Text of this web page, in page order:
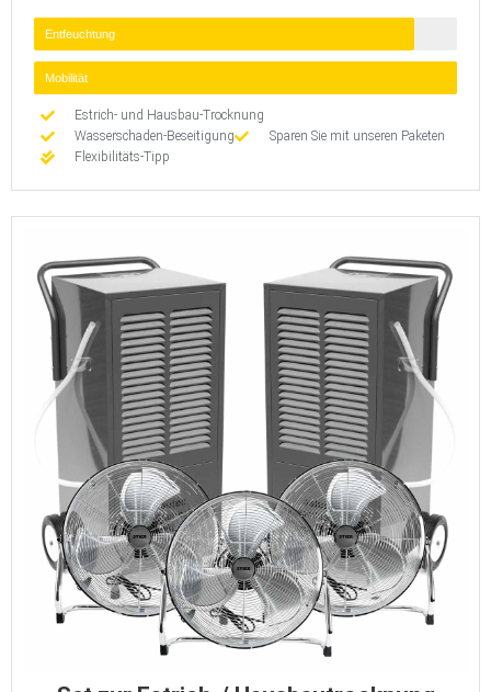
Entfeuchtung
Mobilität
Estrich- und Hausbau-Trocknung
Wasserschaden-Beseitigung
Sparen Sie mit unseren Paketen
Flexibilitäts-Tipp